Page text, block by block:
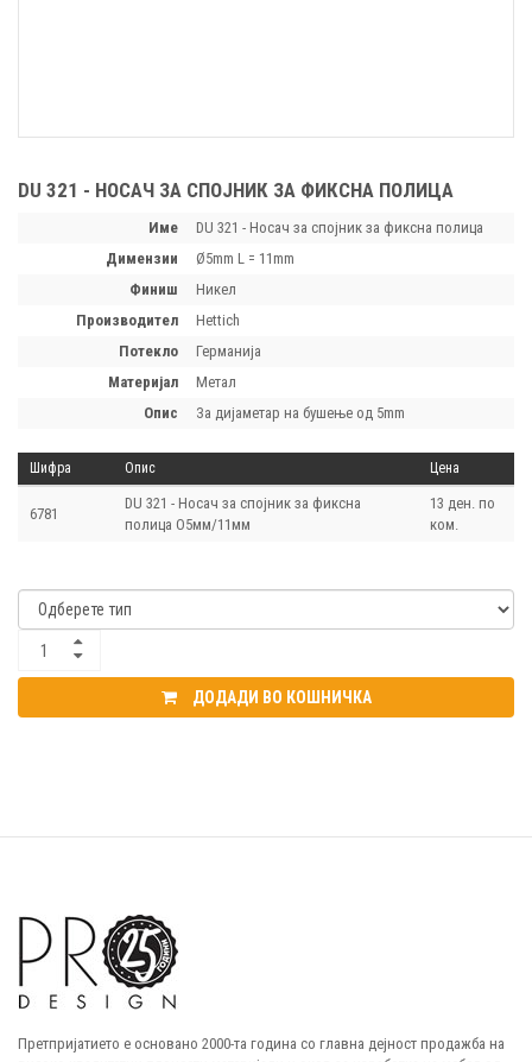
DU 321 - НОСАЧ ЗА СПОЈНИК ЗА ФИКСНА ПОЛИЦА
Име
DU 321 - Носач за спојник за фиксна полица
димензии
Ø5mm L = 11mm
финиш
Никел
производител
Hettich
потекло
Германија
материјал
Метал
опис
За дијаметар на бушење од 5mm
Шифра Опис Цена
6781
DU 321 - Носач за спојник за фиксна
полица O5мм/11мм
13 ден. по
ком.
ДОДАДИ ВО КОШНИЧКА
Претпријатието е основано 2000-та година со главна дејност продажба на